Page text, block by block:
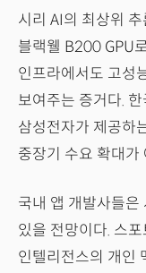
시리 AI의 최상위
블랙웰 B200 GPU
인프라에서도 고성
보여주는 증거다.
삼성전자가 제공하
중장기 수요 확대가
국내 앱 개발사들은
있을 전망이다. 스
인텔리전스의 개인